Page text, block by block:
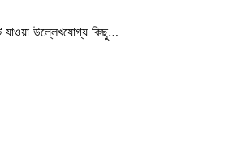
যাওয়া উল্লেখযোগ্য কিছু…